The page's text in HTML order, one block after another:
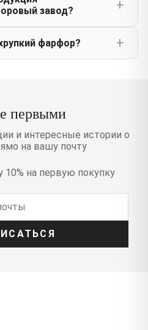
завод?
фарфор?
первыми
и интересные истории о
на вашу почту
10% на первую покупку